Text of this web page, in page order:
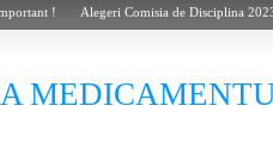
! Alegeri Comisia de Disciplina